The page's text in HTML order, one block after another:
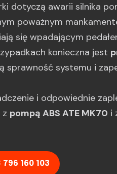
dotyczą awarii silnika
poważnym
się wpadającym
konieczna jest
sprawność systemu i
i odpowiednie
pompą ABS ATE MK70 i
796 160 103